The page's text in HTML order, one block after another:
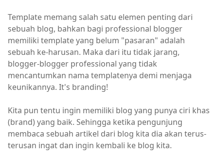
Template memang salah satu elemen penting dari
sebuah blog, bahkan bagi professional blogger
memiliki template yang belum "pasaran" adalah
sebuah ke-harusan. Maka dari itu tidak jarang,
blogger-blogger professional yang tidak
mencantumkan nama templatenya demi menjaga
keunikannya. It's branding!
Kita pun tentu ingin memiliki blog yang punya ciri khas
(brand) yang baik. Sehingga ketika pengunjung
membaca sebuah artikel dari blog kita dia akan terus-
terusan ingat dan ingin kembali ke blog kita.